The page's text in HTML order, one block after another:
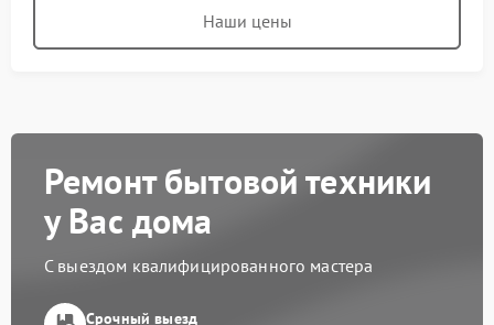
Наши цены
Ремонт бытовой техники
у Вас дома
С выездом квалифицированного мастера
Срочный выезд